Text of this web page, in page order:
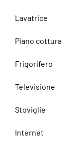
Lavatrice
Piano cottura
Frigorifero
Televisione
Stoviglie
Internet